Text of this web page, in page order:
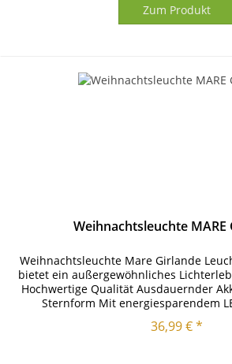
Zum Produkt
Weihnachtsleuchte MARE
Weihnachtsleuchte Mare Girlande
bietet ein außergewöhnliches
Hochwertige Qualität Ausdauernder
Sternform Mit energiesparendem
36,99 € *